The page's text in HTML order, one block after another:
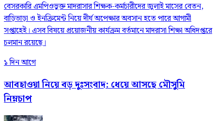
বেসরকারি এমপিওভুক্ত মাদরাসার শিক্ষক-কর্মচারীদের জুলাই মাসের বেতন,
বাড়িভাড়া ও ইনক্রিমেন্ট নিয়ে দীর্ঘ অপেক্ষার অবসান হতে পারে আগামী
সপ্তাহেই। এসব বিষয়ে প্রয়োজনীয় কার্যক্রম বর্তমানে মাদরাসা শিক্ষা অধিদপ্তরে
চলমান রয়েছে।
১ দিন আগে
আবহাওয়া নিয়ে বড় দুঃসংবাদ: ধেয়ে আসছে মৌসুমি
নিম্নচাপ